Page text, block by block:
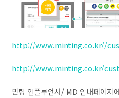
http://www.minting.co.kr//
http://www.minting.co.kr/
민팅 인플루언서/ MD 안내페이지